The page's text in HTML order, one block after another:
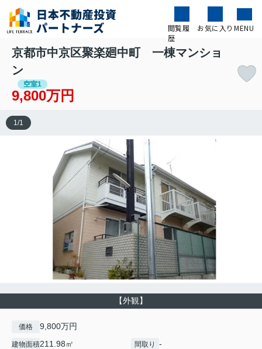
閲覧履
歴
お気に入り MENU
京都市中京区聚楽廻中町 一棟マンショ
ン
空室1
9,800万円
【外観】
1 /1
価格 9,800万円
建物面積211.98㎡ 間取り -